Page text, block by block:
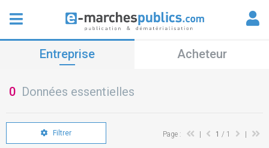
Entreprise Acheteur
0 Données essentielles
Filtrer Page : 1 / 1